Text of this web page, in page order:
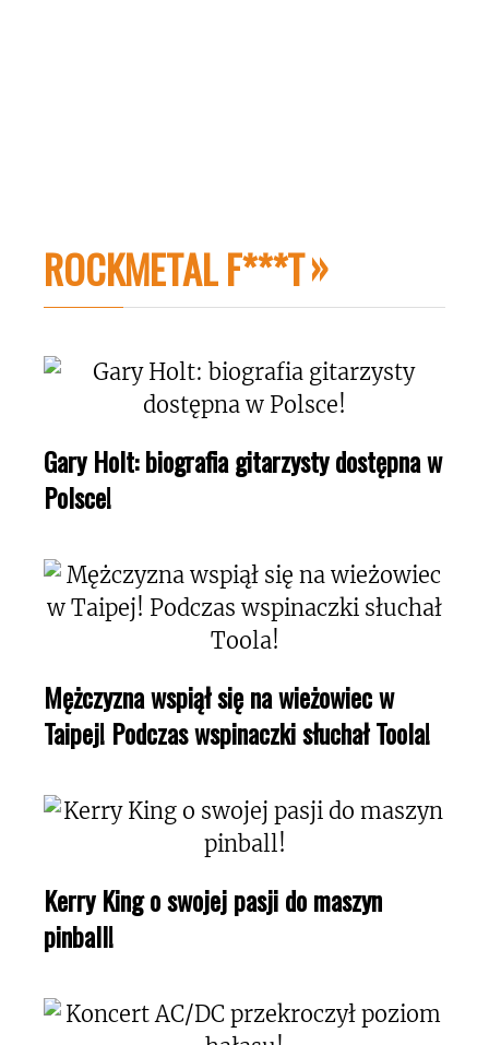
ROCKMETAL F***T
Gary Holt: biografia gitarzysty dostępna w
Polsce!
Mężczyzna wspiął się na wieżowiec w
Taipej! Podczas wspinaczki słuchał Toola!
Kerry King o swojej pasji do maszyn
pinball!